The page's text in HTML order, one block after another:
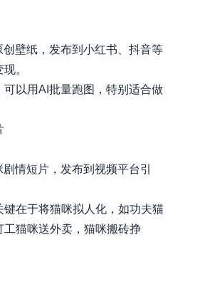
创壁纸，发布到小红书、抖音等
。
可以用AI批量跑图，特别适合做
情短片，发布到视频平台引
键在于将猫咪拟人化，如功夫猫
工猫咪送外卖，猫咪搬砖挣